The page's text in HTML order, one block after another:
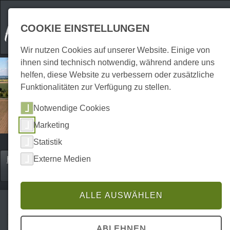
Home Erkunden
Nordharz
COOKIE EINSTELLUNGEN
Wir nutzen Cookies auf unserer Website. Einige von
ihnen sind technisch notwendig, während andere uns
helfen, diese Website zu verbessern oder zusätzliche
Funktionalitäten zur Verfügung zu stellen.
Notwendige Cookies
Marketing
Statistik
Externe Medien
ALLE AUSWÄHLEN